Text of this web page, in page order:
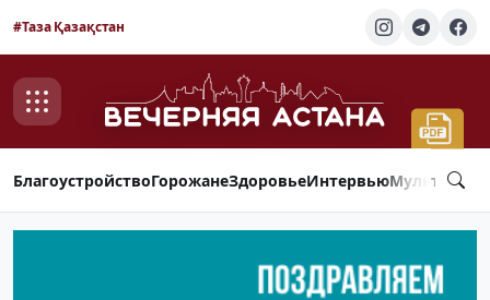
#Таза Қазақстан
БлагоустройствоГорожанеЗдоровьеИнтервью